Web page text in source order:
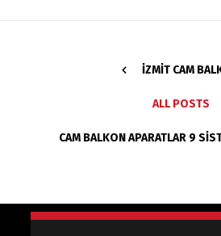
İZMIT CAM
ALL POSTS
CAM BALKON APARATLAR 9